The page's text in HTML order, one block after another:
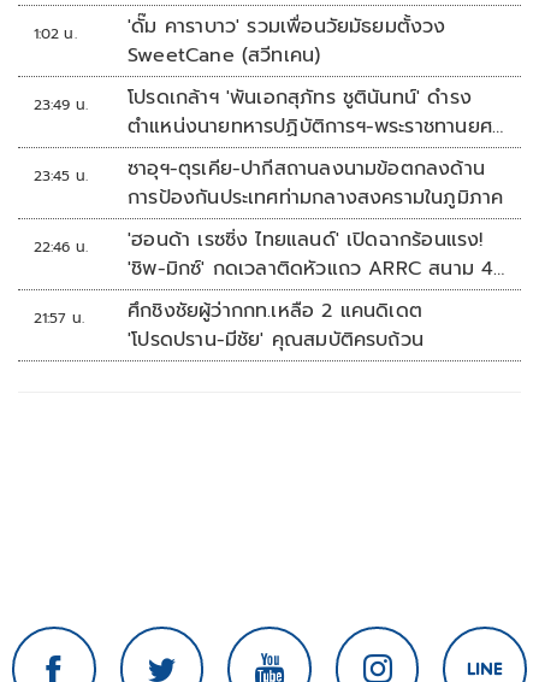
1:02 น.
'ดั๊ม คาราบาว' รวมเพื่อนวัยมัธยมตั้งวง
SweetCane (สวีทเคน)
23:49 น.
โปรดเกล้าฯ 'พันเอกสุภัทร ชูตินันทน์' ดำรง
ตำแหน่งนายทหารปฏิบัติการฯ-พระราชทานยศ
'พลตรี'
23:45 น.
ซาอุฯ-ตุรเคีย-ปากีสถานลงนามข้อตกลงด้าน
การป้องกันประเทศท่ามกลางสงครามในภูมิภาค
22:46 น.
'ฮอนด้า เรซซิ่ง ไทยแลนด์' เปิดฉากร้อนแรง!
'ชิพ-มิกซ์' กดเวลาติดหัวแถว ARRC สนาม 4
ที่มัลดาลิกา
21:57 น.
ศึกชิงชัยผู้ว่ากกท.เหลือ 2 แคนดิเดต
'โปรดปราน-มีชัย' คุณสมบัติครบถ้วน